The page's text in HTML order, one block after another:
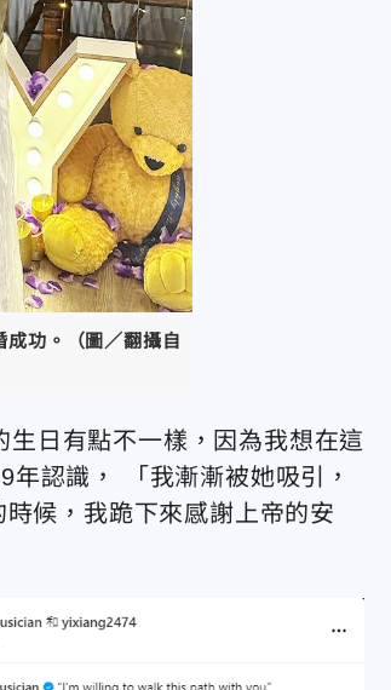
成功。（圖／翻攝自
日有點不一樣，因為我想在這
認識， 「我漸漸被她吸引，
候，我跪下來感謝上帝的安